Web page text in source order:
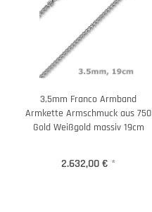
3,5mm Franco Armband
Armkette Armschmuck aus 750
Gold Weißgold massiv 19cm
2.632,00 € *